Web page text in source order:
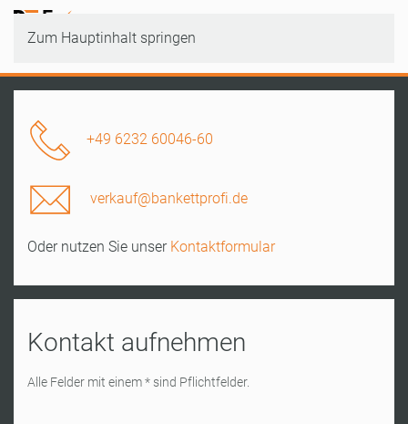
Zum Hauptinhalt springen
+49 6232 60046-60
verkauf@bankettprofi.de
Oder nutzen Sie unser Kontaktformular
Kontakt aufnehmen
Alle Felder mit einem * sind Pflichtfelder.